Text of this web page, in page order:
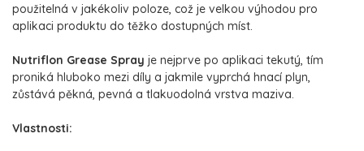
použitelná v jakékoliv poloze, což je velkou výhodou pro
aplikaci produktu do těžko dostupných míst.
Nutriflon Grease Spray je nejprve po aplikaci tekutý, tím
proniká hluboko mezi díly a jakmile vyprchá hnací plyn,
zůstává pěkná, pevná a tlakuodolná vrstva maziva.
Vlastnosti: